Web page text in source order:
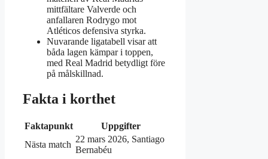
mittfältare Valverde och
anfallaren Rodrygo mot
Atléticos defensiva styrka.
Nuvarande ligatabell visar att
båda lagen kämpar i toppen,
med Real Madrid betydligt före
på målskillnad.
Fakta i korthet
Faktapunkt
Uppgifter
Nästa match
22 mars 2026, Santiago
Bernabéu